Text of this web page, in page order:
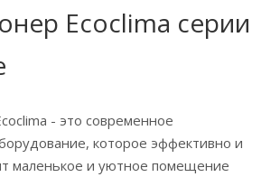
Ecoclima серии
- это современное
которое эффективно и
маленькое и уютное помещение